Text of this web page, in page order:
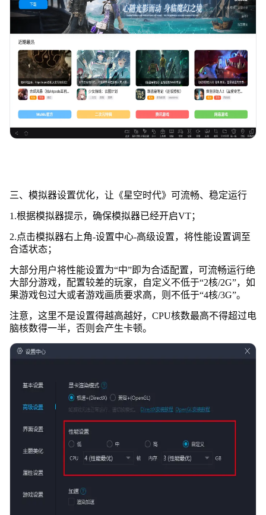
三、模拟器设置优化，让《星空时代》可流畅、稳定运行
1.根据模拟器提示，确保模拟器已经开启VT；
2.点击模拟器右上角-设置中心-高级设置，将性能设置调至
合适状态；
大部分用户将性能设置为“中”即为合适配置，可流畅运行绝
大部分游戏，配置较差的玩家，自定义不低于“2核/2G”，如
果游戏包过大或者游戏画质要求高，则不低于“4核/3G”。
注意，这里不是设置得越高越好，CPU核数最高不得超过电
脑核数得一半，否则会产生卡顿。